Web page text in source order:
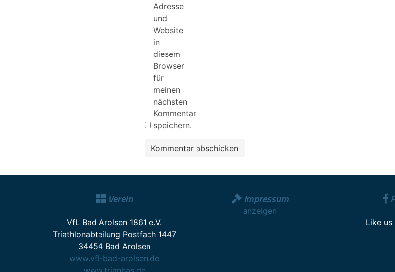
Adresse
und
Website
in
diesem
Browser
für
meinen
nächsten
Kommentar
speichern.
Verein
VfL Bad Arolsen 1861 e.V.
Triathlonabteilung Postfach 1447
34454 Bad Arolsen
www.vfl-bad-arolsen.de
www.trianhas.de
Impressum
anzeigen
Like us